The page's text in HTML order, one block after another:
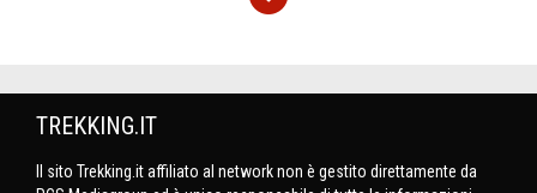
TREKKING.IT
Il sito Trekking.it affiliato al network non è gestito direttamente da